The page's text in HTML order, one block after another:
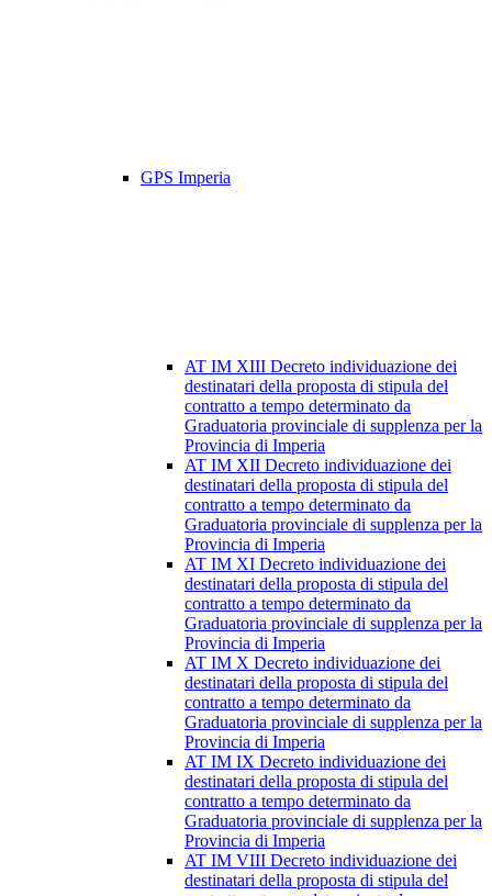
GPS Imperia
AT IM XIII Decreto individuazione dei
destinatari della proposta di stipula del
contratto a tempo determinato da
Graduatoria provinciale di supplenza per la
Provincia di Imperia
AT IM XII Decreto individuazione dei
destinatari della proposta di stipula del
contratto a tempo determinato da
Graduatoria provinciale di supplenza per la
Provincia di Imperia
AT IM XI Decreto individuazione dei
destinatari della proposta di stipula del
contratto a tempo determinato da
Graduatoria provinciale di supplenza per la
Provincia di Imperia
AT IM X Decreto individuazione dei
destinatari della proposta di stipula del
contratto a tempo determinato da
Graduatoria provinciale di supplenza per la
Provincia di Imperia
AT IM IX Decreto individuazione dei
destinatari della proposta di stipula del
contratto a tempo determinato da
Graduatoria provinciale di supplenza per la
Provincia di Imperia
AT IM VIII Decreto individuazione dei
destinatari della proposta di stipula del